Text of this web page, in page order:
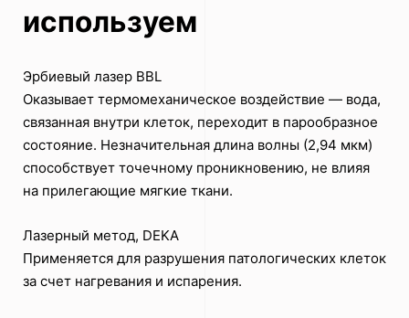
используем
Эрбиевый лазер BBL
Оказывает термомеханическое воздействие — вода,
связанная внутри клеток, переходит в парообразное
состояние. Незначительная длина волны (2,94 мкм)
способствует точечному проникновению, не влияя
на прилегающие мягкие ткани.
Лазерный метод, DEKA
Применяется для разрушения патологических клеток
за счет нагревания и испарения.